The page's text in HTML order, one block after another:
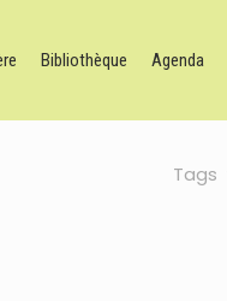
Bibliothèque Agenda
Tags